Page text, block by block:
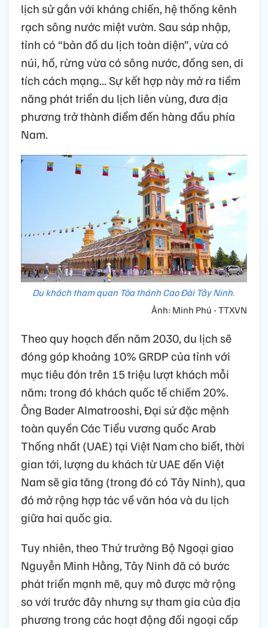
lịch sử gắn với kháng chiến, hệ thống kênh
rạch sông nước miệt vườn. Sau sáp nhập,
tỉnh có “bản đồ du lịch toàn diện”, vừa có
núi, hồ, rừng vừa có sông nước, đồng sen, di
tích cách mạng... Sự kết hợp này mở ra tiềm
năng phát triển du lịch liên vùng, đưa địa
phương trở thành điểm đến hàng đầu phía
Nam.
Du khách tham quan Tòa thánh Cao Đài Tây Ninh.
Ảnh: Minh Phú - TTXVN
Theo quy hoạch đến năm 2030, du lịch sẽ
đóng góp khoảng 10% GRDP của tỉnh với
mục tiêu đón trên 15 triệu lượt khách mỗi
năm; trong đó khách quốc tế chiếm 20%.
Ông Bader Almatrooshi, Đại sứ đặc mệnh
toàn quyền Các Tiểu vương quốc Arab
Thống nhất (UAE) tại Việt Nam cho biết, thời
gian tới, lượng du khách từ UAE đến Việt
Nam sẽ gia tăng (trong đó có Tây Ninh), qua
đó mở rộng hợp tác về văn hóa và du lịch
giữa hai quốc gia.
Tuy nhiên, theo Thứ trưởng Bộ Ngoại giao
Nguyễn Minh Hằng, Tây Ninh đã có bước
phát triển mạnh mẽ, quy mô được mở rộng
so với trước đây nhưng sự tham gia của địa
phương trong các hoạt động đối ngoại cấp